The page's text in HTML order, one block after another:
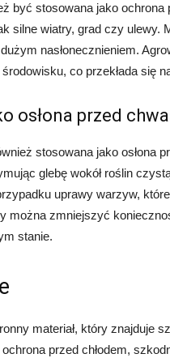
być stosowana jako
silne wiatry, grad czy ulewy.
nasłonecznieniem.
co przekłada się
osłona przed
stosowana jako osłona
glebę wokół roślin
uprawy warzyw,
można zmniejszyć
stanie.
materiał, który znajduje
przed chłodem,